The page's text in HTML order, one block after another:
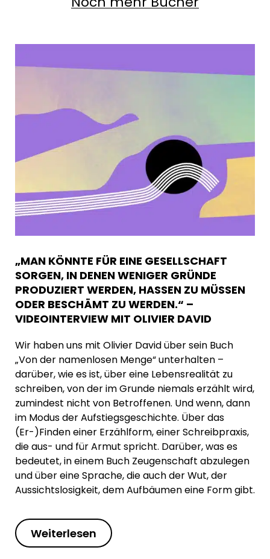
„MAN KÖNNTE FÜR EINE GESELLSCHAFT
SORGEN, IN DENEN WENIGER GRÜNDE
PRODUZIERT WERDEN, HASSEN ZU MÜSSEN
ODER BESCHÄMT ZU WERDEN.“ –
VIDEOINTERVIEW MIT OLIVIER DAVID
Wir haben uns mit Olivier David über sein Buch
„Von der namenlosen Menge“ unterhalten –
darüber, wie es ist, über eine Lebensrealität zu
schreiben, von der im Grunde niemals erzählt wird,
zumindest nicht von Betroffenen. Und wenn, dann
im Modus der Aufstiegsgeschichte. Über das
(Er-)Finden einer Erzählform, einer Schreibpraxis,
die aus- und für Armut spricht. Darüber, was es
bedeutet, in einem Buch Zeugenschaft abzulegen
und über eine Sprache, die auch der Wut, der
Aussichtslosigkeit, dem Aufbäumen eine Form gibt.
Weiterlesen